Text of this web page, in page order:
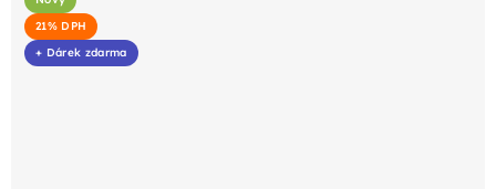
21% DPH
+ Dárek zdarma